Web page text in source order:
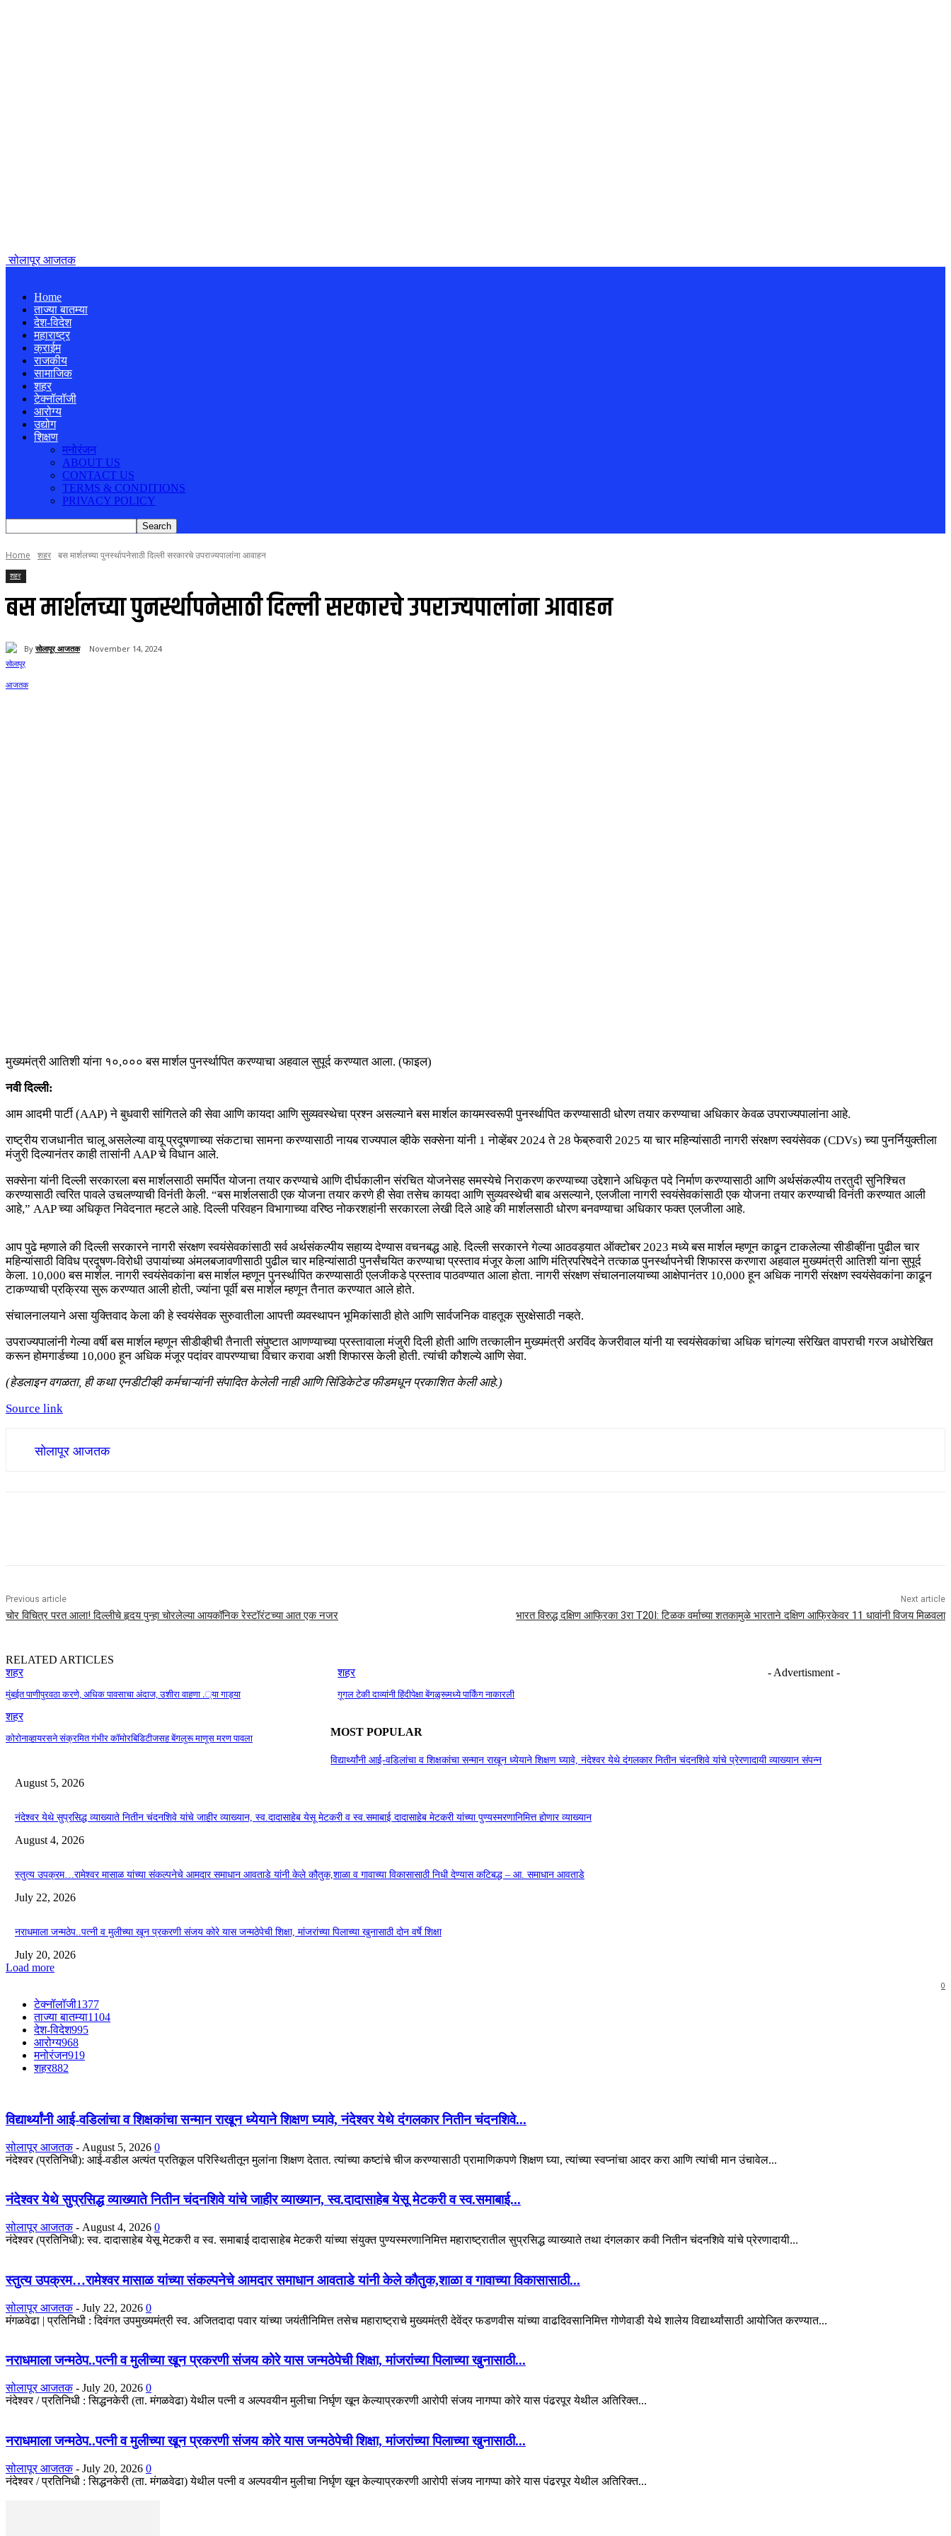
सोलापूर आजतक
Home
ताज्या बातम्या
देश-विदेश
महाराष्ट्र
क्राईम
राजकीय
सामाजिक
शहर
टेक्नॉलॉजी
आरोग्य
उद्योग
शिक्षण
मनोरंजन
ABOUT US
CONTACT US
TERMS & CONDITIONS
PRIVACY POLICY
Home शहर बस मार्शलच्या पुनर्स्थापनेसाठी दिल्ली सरकारचे उपराज्यपालांना आवाहन
शहर
बस मार्शलच्या पुनर्स्थापनेसाठी दिल्ली सरकारचे उपराज्यपालांना आवाहन
By सोलापूर आजतक November 14, 2024
मुख्यमंत्री आतिशी यांना १०,००० बस मार्शल पुनर्स्थापित करण्याचा अहवाल सुपूर्द करण्यात आला. (फाइल)
नवी दिल्ली:
आम आदमी पार्टी (AAP) ने बुधवारी सांगितले की सेवा आणि कायदा आणि सुव्यवस्थेचा प्रश्न असल्याने बस मार्शल कायमस्वरूपी पुनर्स्थापित करण्यासाठी धोरण तयार करण्याचा अधिकार केवळ उपराज्यपालांना आहे.
राष्ट्रीय राजधानीत चालू असलेल्या वायू प्रदूषणाच्या संकटाचा सामना करण्यासाठी नायब राज्यपाल व्हीके सक्सेना यांनी 1 नोव्हेंबर 2024 ते 28 फेब्रुवारी 2025 या चार महिन्यांसाठी नागरी संरक्षण स्वयंसेवक (CDVs) च्या पुनर्नियुक्तीला
मंजुरी दिल्यानंतर काही तासांनी AAP चे विधान आले.
सक्सेना यांनी दिल्ली सरकारला बस मार्शलसाठी समर्पित योजना तयार करण्याचे आणि दीर्घकालीन संरचित योजनेसह समस्येचे निराकरण करण्याच्या उद्देशाने अधिकृत पदे निर्माण करण्यासाठी आणि अर्थसंकल्पीय तरतुदी सुनिश्चित
करण्यासाठी त्वरित पावले उचलण्याची विनंती केली. “बस मार्शलसाठी एक योजना तयार करणे ही सेवा तसेच कायदा आणि सुव्यवस्थेची बाब असल्याने, एलजीला नागरी स्वयंसेवकांसाठी एक योजना तयार करण्याची विनंती करण्यात आली
आहे,” AAP च्या अधिकृत निवेदनात म्हटले आहे. दिल्ली परिवहन विभागाच्या वरिष्ठ नोकरशहांनी सरकारला लेखी दिले आहे की मार्शलसाठी धोरण बनवण्याचा अधिकार फक्त एलजीला आहे.
आप पुढे म्हणाले की दिल्ली सरकारने नागरी संरक्षण स्वयंसेवकांसाठी सर्व अर्थसंकल्पीय सहाय्य देण्यास वचनबद्ध आहे. दिल्ली सरकारने गेल्या आठवड्यात ऑक्टोबर 2023 मध्ये बस मार्शल म्हणून काढून टाकलेल्या सीडीव्हींना पुढील चार
महिन्यांसाठी विविध प्रदूषण-विरोधी उपायांच्या अंमलबजावणीसाठी पुढील चार महिन्यांसाठी पुनर्संचयित करण्याचा प्रस्ताव मंजूर केला आणि मंत्रिपरिषदेने तत्काळ पुनर्स्थापनेची शिफारस करणारा अहवाल मुख्यमंत्री आतिशी यांना सुपूर्द
केला. 10,000 बस मार्शल. नागरी स्वयंसेवकांना बस मार्शल म्हणून पुनर्स्थापित करण्यासाठी एलजीकडे प्रस्ताव पाठवण्यात आला होता. नागरी संरक्षण संचालनालयाच्या आक्षेपानंतर 10,000 हून अधिक नागरी संरक्षण स्वयंसेवकांना काढून
टाकण्याची प्रक्रिया सुरू करण्यात आली होती, ज्यांना पूर्वी बस मार्शल म्हणून तैनात करण्यात आले होते.
संचालनालयाने असा युक्तिवाद केला की हे स्वयंसेवक सुरुवातीला आपत्ती व्यवस्थापन भूमिकांसाठी होते आणि सार्वजनिक वाहतूक सुरक्षेसाठी नव्हते.
उपराज्यपालांनी गेल्या वर्षी बस मार्शल म्हणून सीडीव्हीची तैनाती संपुष्टात आणण्याच्या प्रस्तावाला मंजुरी दिली होती आणि तत्कालीन मुख्यमंत्री अरविंद केजरीवाल यांनी या स्वयंसेवकांचा अधिक चांगल्या संरेखित वापराची गरज अधोरेखित
करून होमगार्डच्या 10,000 हून अधिक मंजूर पदांवर वापरण्याचा विचार करावा अशी शिफारस केली होती. त्यांची कौशल्ये आणि सेवा.
(हेडलाइन वगळता, ही कथा एनडीटीव्ही कर्मचाऱ्यांनी संपादित केलेली नाही आणि सिंडिकेटेड फीडमधून प्रकाशित केली आहे.)
Source link
सोलापूर आजतक
Previous article
चोर विचित्र परत आला! दिल्लीचे हृदय पुन्हा चोरलेल्या आयकॉनिक रेस्टॉरंटच्या आत एक नजर
Next article
भारत विरुद्ध दक्षिण आफ्रिका 3रा T20I: टिळक वर्माच्या शतकामुळे भारताने दक्षिण आफ्रिकेवर 11 धावांनी विजय मिळवला
RELATED ARTICLES
शहर
मुंबईत पाणीपुरवठा करणे, अधिक पावसाचा अंदाज, उशीरा वाहणा .्या गाड्या
शहर
गूगल टेकी दाव्यांनी हिंदीपेक्षा बेंगळुरूमध्ये पार्किंग नाकारली
शहर
कोरोनाव्हायरसने संक्रमित गंभीर कॉमोरबिडिटीजसह बेंगलुरू माणूस मरण पावला
- Advertisment -
MOST POPULAR
विद्यार्थ्यांनी आई-वडिलांचा व शिक्षकांचा सन्मान राखून ध्येयाने शिक्षण घ्यावे, नंदेश्वर येथे दंगलकार नितीन चंदनशिवे यांचे प्रेरणादायी व्याख्यान संपन्न
August 5, 2026
नंदेश्वर येथे सुप्रसिद्ध व्याख्याते नितीन चंदनशिवे यांचे जाहीर व्याख्यान, स्व.दादासाहेब येसू मेटकरी व स्व.समाबाई दादासाहेब मेटकरी यांच्या पुण्यस्मरणानिमित्त होणार व्याख्यान
August 4, 2026
स्तुत्य उपक्रम…रामेश्वर मासाळ यांच्या संकल्पनेचे आमदार समाधान आवताडे यांनी केले कौतुक,शाळा व गावाच्या विकासासाठी निधी देण्यास कटिबद्ध – आ. समाधान आवताडे
July 22, 2026
नराधमाला जन्मठेप..पत्नी व मुलीच्या खून प्रकरणी संजय कोरे यास जन्मठेपेची शिक्षा, मांजरांच्या पिलाच्या खुनासाठी दोन वर्षे शिक्षा
July 20, 2026
Load more
0
टेक्नॉलॉजी1377
ताज्या बातम्या1104
देश-विदेश995
आरोग्य968
मनोरंजन919
शहर882
विद्यार्थ्यांनी आई-वडिलांचा व शिक्षकांचा सन्मान राखून ध्येयाने शिक्षण घ्यावे, नंदेश्वर येथे दंगलकार नितीन चंदनशिवे...
सोलापूर आजतक - August 5, 2026 0
नंदेश्वर (प्रतिनिधी): आई-वडील अत्यंत प्रतिकूल परिस्थितीतून मुलांना शिक्षण देतात. त्यांच्या कष्टांचे चीज करण्यासाठी प्रामाणिकपणे शिक्षण घ्या, त्यांच्या स्वप्नांचा आदर करा आणि त्यांची मान उंचावेल...
नंदेश्वर येथे सुप्रसिद्ध व्याख्याते नितीन चंदनशिवे यांचे जाहीर व्याख्यान, स्व.दादासाहेब येसू मेटकरी व स्व.समाबाई...
सोलापूर आजतक - August 4, 2026 0
नंदेश्वर (प्रतिनिधी): स्व. दादासाहेब येसू मेटकरी व स्व. समाबाई दादासाहेब मेटकरी यांच्या संयुक्त पुण्यस्मरणानिमित्त महाराष्ट्रातील सुप्रसिद्ध व्याख्याते तथा दंगलकार कवी नितीन चंदनशिवे यांचे प्रेरणादायी...
स्तुत्य उपक्रम…रामेश्वर मासाळ यांच्या संकल्पनेचे आमदार समाधान आवताडे यांनी केले कौतुक,शाळा व गावाच्या विकासासाठी...
सोलापूर आजतक - July 22, 2026 0
मंगळवेढा | प्रतिनिधी : दिवंगत उपमुख्यमंत्री स्व. अजितदादा पवार यांच्या जयंतीनिमित्त तसेच महाराष्ट्राचे मुख्यमंत्री देवेंद्र फडणवीस यांच्या वाढदिवसानिमित्त गोणेवाडी येथे शालेय विद्यार्थ्यांसाठी आयोजित करण्यात...
नराधमाला जन्मठेप..पत्नी व मुलीच्या खून प्रकरणी संजय कोरे यास जन्मठेपेची शिक्षा, मांजरांच्या पिलाच्या खुनासाठी...
सोलापूर आजतक - July 20, 2026 0
नंदेश्वर / प्रतिनिधी : सिद्धनकेरी (ता. मंगळवेढा) येथील पत्नी व अल्पवयीन मुलीचा निर्घृण खून केल्याप्रकरणी आरोपी संजय नागप्पा कोरे यास पंढरपूर येथील अतिरिक्त...
नराधमाला जन्मठेप..पत्नी व मुलीच्या खून प्रकरणी संजय कोरे यास जन्मठेपेची शिक्षा, मांजरांच्या पिलाच्या खुनासाठी...
सोलापूर आजतक - July 20, 2026 0
नंदेश्वर / प्रतिनिधी : सिद्धनकेरी (ता. मंगळवेढा) येथील पत्नी व अल्पवयीन मुलीचा निर्घृण खून केल्याप्रकरणी आरोपी संजय नागप्पा कोरे यास पंढरपूर येथील अतिरिक्त...